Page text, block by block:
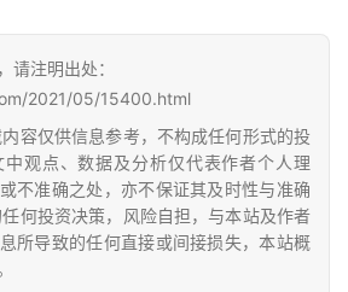
请注明出处：
2021/05/15400.html
容仅供信息参考，不构成任何形式的投
观点、数据及分析仅代表作者个人理
不准确之处，亦不保证其及时性与准确
何投资决策，风险自担，与本站及作者
所导致的任何直接或间接损失，本站概